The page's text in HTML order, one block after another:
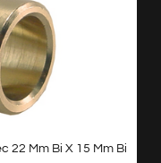
22 Mm Bi X 15 Mm Bi